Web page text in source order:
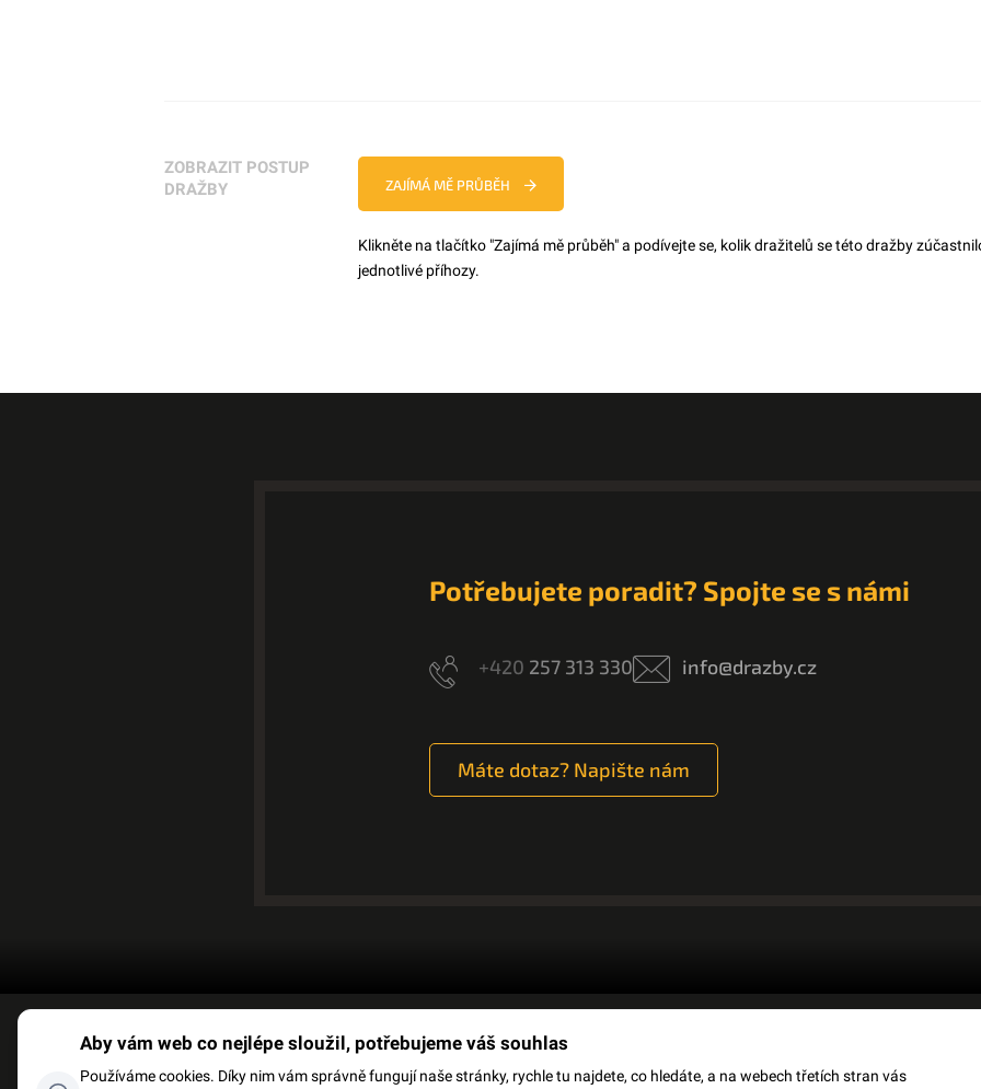
ZOBRAZIT POSTUP
DRAŽBY
ZAJÍMÁ MĚ PRŮBĚH
Klikněte na tlačítko "Zajímá mě průběh" a podívejte se, kolik dražitelů se této dražby
jednotlivé příhozy.
Potřebujete poradit? Spojte se s námi
+420 257 313 330 info@drazby.cz
Máte dotaz? Napište nám
FACEBOOK SLOVNÍK POJMŮ OCHRANA OSOBNÍCH ÚDAJŮ
Aby vám web co nejlépe sloužil, potřebujeme váš souhlas
Používáme cookies. Díky nim vám správně fungují naše stránky, rychle tu najdete, co hledáte, a na webech třetích stran vás